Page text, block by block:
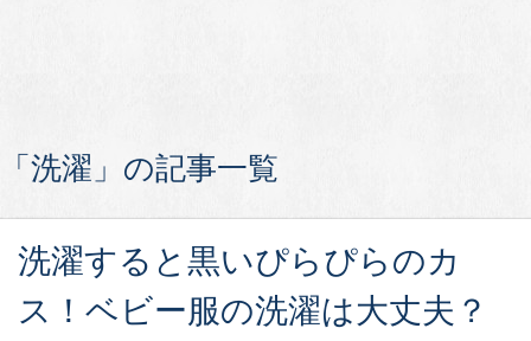
「洗濯」の記事一覧
洗濯すると黒いぴらぴらのカ
ス！ベビー服の洗濯は大丈夫？